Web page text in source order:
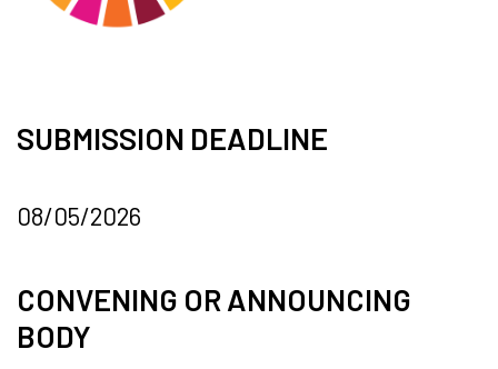
SUBMISSION DEADLINE
08/05/2026
CONVENING OR ANNOUNCING
BODY